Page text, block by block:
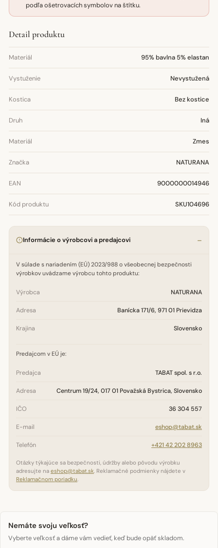
podľa ošetrovacích symbolov na štítku.
Detail produktu
Materiál 95% bavlna 5% elastan
Vystuženie Nevystužená
Kostica Bez kostice
Druh Iná
Materiál Zmes
Značka NATURANA
EAN 9000000014946
Kód produktu SKU104696
Informácie o výrobcovi a predajcovi
V súlade s nariadením (EÚ) 2023/988 o všeobecnej bezpečnosti
výrobkov uvádzame výrobcu tohto produktu:
Výrobca NATURANA
Adresa Banícka 171/6, 971 01 Prievidza
Krajina Slovensko
Predajcom v EÚ je:
Predajca TABAT spol. s r.o.
Adresa Centrum 19/24, 017 01 Považská Bystrica, Slovensko
IČO 36 304 557
E-mail eshop@tabat.sk
Telefón +421 42 202 8963
Otázky týkajúce sa bezpečnosti, údržby alebo pôvodu výrobku
adresujte na eshop@tabat.sk. Reklamačné podmienky nájdete v
Reklamačnom poriadku.
Nemáte svoju veľkosť?
Vyberte veľkosť a dáme vám vedieť, keď bude opäť skladom.